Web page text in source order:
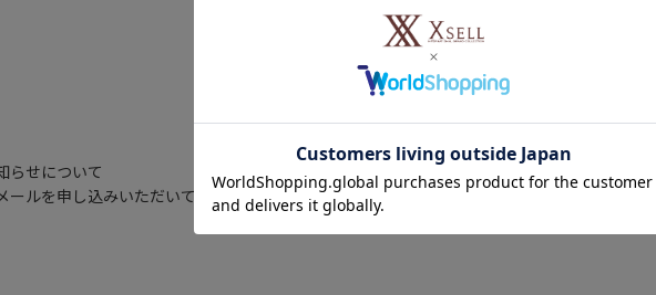
詳しくはこちら
らせについて
ールを申し込みいただいても、商品が必ずしも入荷するとは限りません。予めご了承ください